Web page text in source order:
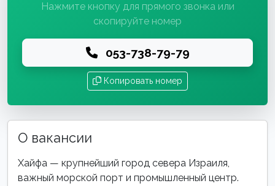
Нажмите кнопку для прямого звонка или
скопируйте номер
053-738-79-79
Копировать номер
О вакансии
Хайфа — крупнейший город севера Израиля,
важный морской порт и промышленный центр.